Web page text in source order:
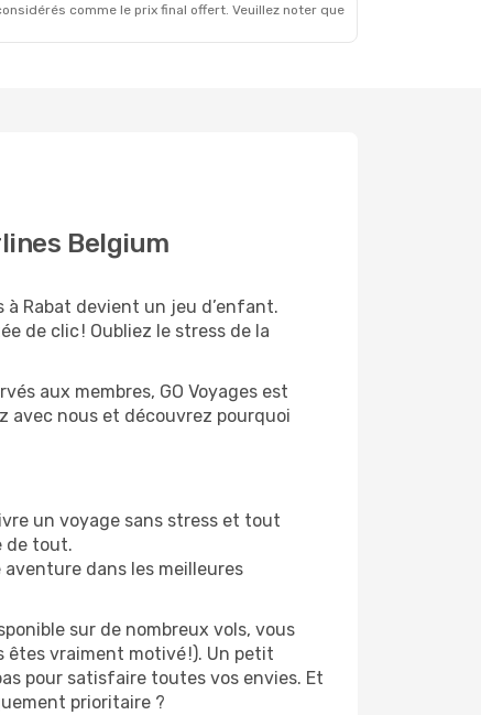
comme le prix final offert. Veuillez noter que
Belgium
à Rabat devient un jeu d’enfant.
de clic ! Oubliez le stress de la
aux membres, GO Voyages est
avec nous et découvrez pourquoi
un voyage sans stress et tout
de tout.
dans les meilleures
sur de nombreux vols, vous
êtes vraiment motivé !). Un petit
pour satisfaire toutes vos envies. Et
prioritaire ?